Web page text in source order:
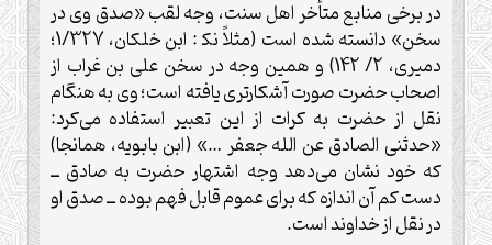
در برخی منابع متأخر اهل سنت، وجه لقب «صدق وی در
سخن» دانسته شده است (مثلاً نک‍ : ابن خلکان، 1/327؛
دميری، 2/ 142) و همين وجه در سخن علی بن غراب از
اصحاب حضرت صورت آشکارتری يافته است؛ وی به هنگام
نقل از حضرت به کرات از اين تعبير استفاده می‌کرد:
«حدثنی الصادق عن الله جعفر …» (ابن بابويه، همانجا)
که خود نشان می‌دهد وجه اشتهار حضرت به صادق ــ
دست کم آن اندازه که برای عموم قابل فهم بوده ــ صدق او
در نقل از خداوند است.